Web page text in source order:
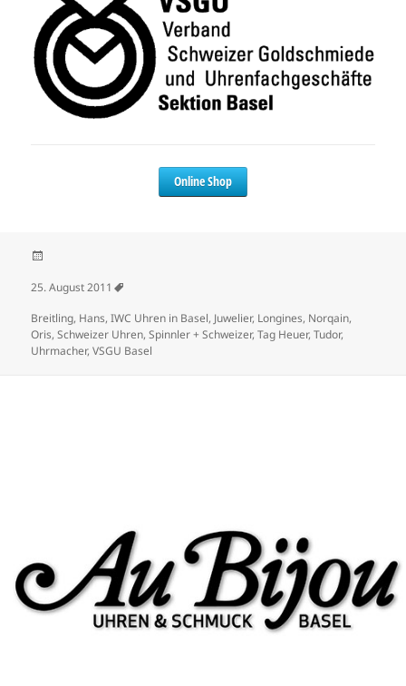
Online Shop
25. August 2011
Breitling, Hans,IWC Uhren in Basel, Juwelier, Longines, Norqain,
Oris,Schweizer Uhren,Spinnler + Schweizer,Tag Heuer,Tudor,
Uhrmacher,VSGU Basel